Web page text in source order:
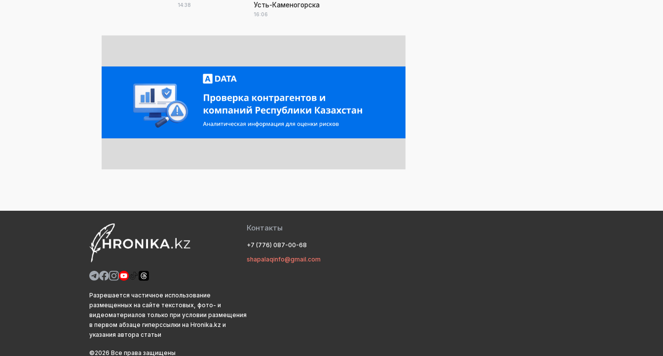
14:38
Усть-Каменогорска
16:06
Разрешается частичное использование
размещенных на сайте текстовых, фото- и
видеоматериалов только при условии размещения
в первом абзаце гиперссылки на Hronika.kz и
указания автора статьи
©2026 Все права защищены
Контакты
+7 (776) 087-00-68
shapalaqinfo@gmail.com